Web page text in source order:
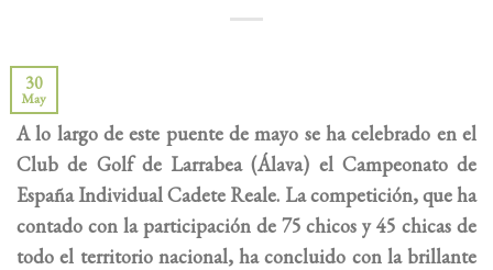
30
May
A lo largo de este puente de mayo se ha celebrado en el
Club de Golf de Larrabea (Álava) el Campeonato de
España Individual Cadete Reale. La competición, que ha
contado con la participación de 75 chicos y 45 chicas de
todo el territorio nacional, ha concluido con la brillante